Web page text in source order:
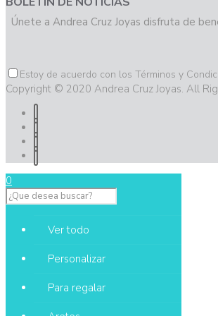
Únete a Andrea Cruz Joyas disfruta de
Estoy de acuerdo con los Términos y
Copyright © 2020 Andrea Cruz Joyas. All
0
Ver todo
Personalizar
Para regalar